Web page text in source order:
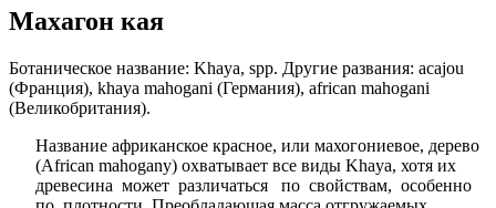
Махагон кая
Ботаническое название: Khaya, spp. Другие развания: acajou
(Франция), khaya mahogani (Германия), african mahogani
(Великобритания).
Название африканское красное, или махогониевое, дерево
(African mahogany) охватывает все виды Khaya, хотя их
древесина может различаться по свойствам, особенно